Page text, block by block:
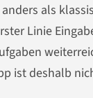
als
Linie
ist deshalb